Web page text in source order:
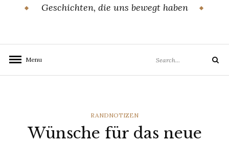
Geschichten, die uns bewegt haben
Menu
for:
Search
CATEGORIES
RANDNOTIZEN
Wünsche für das neue